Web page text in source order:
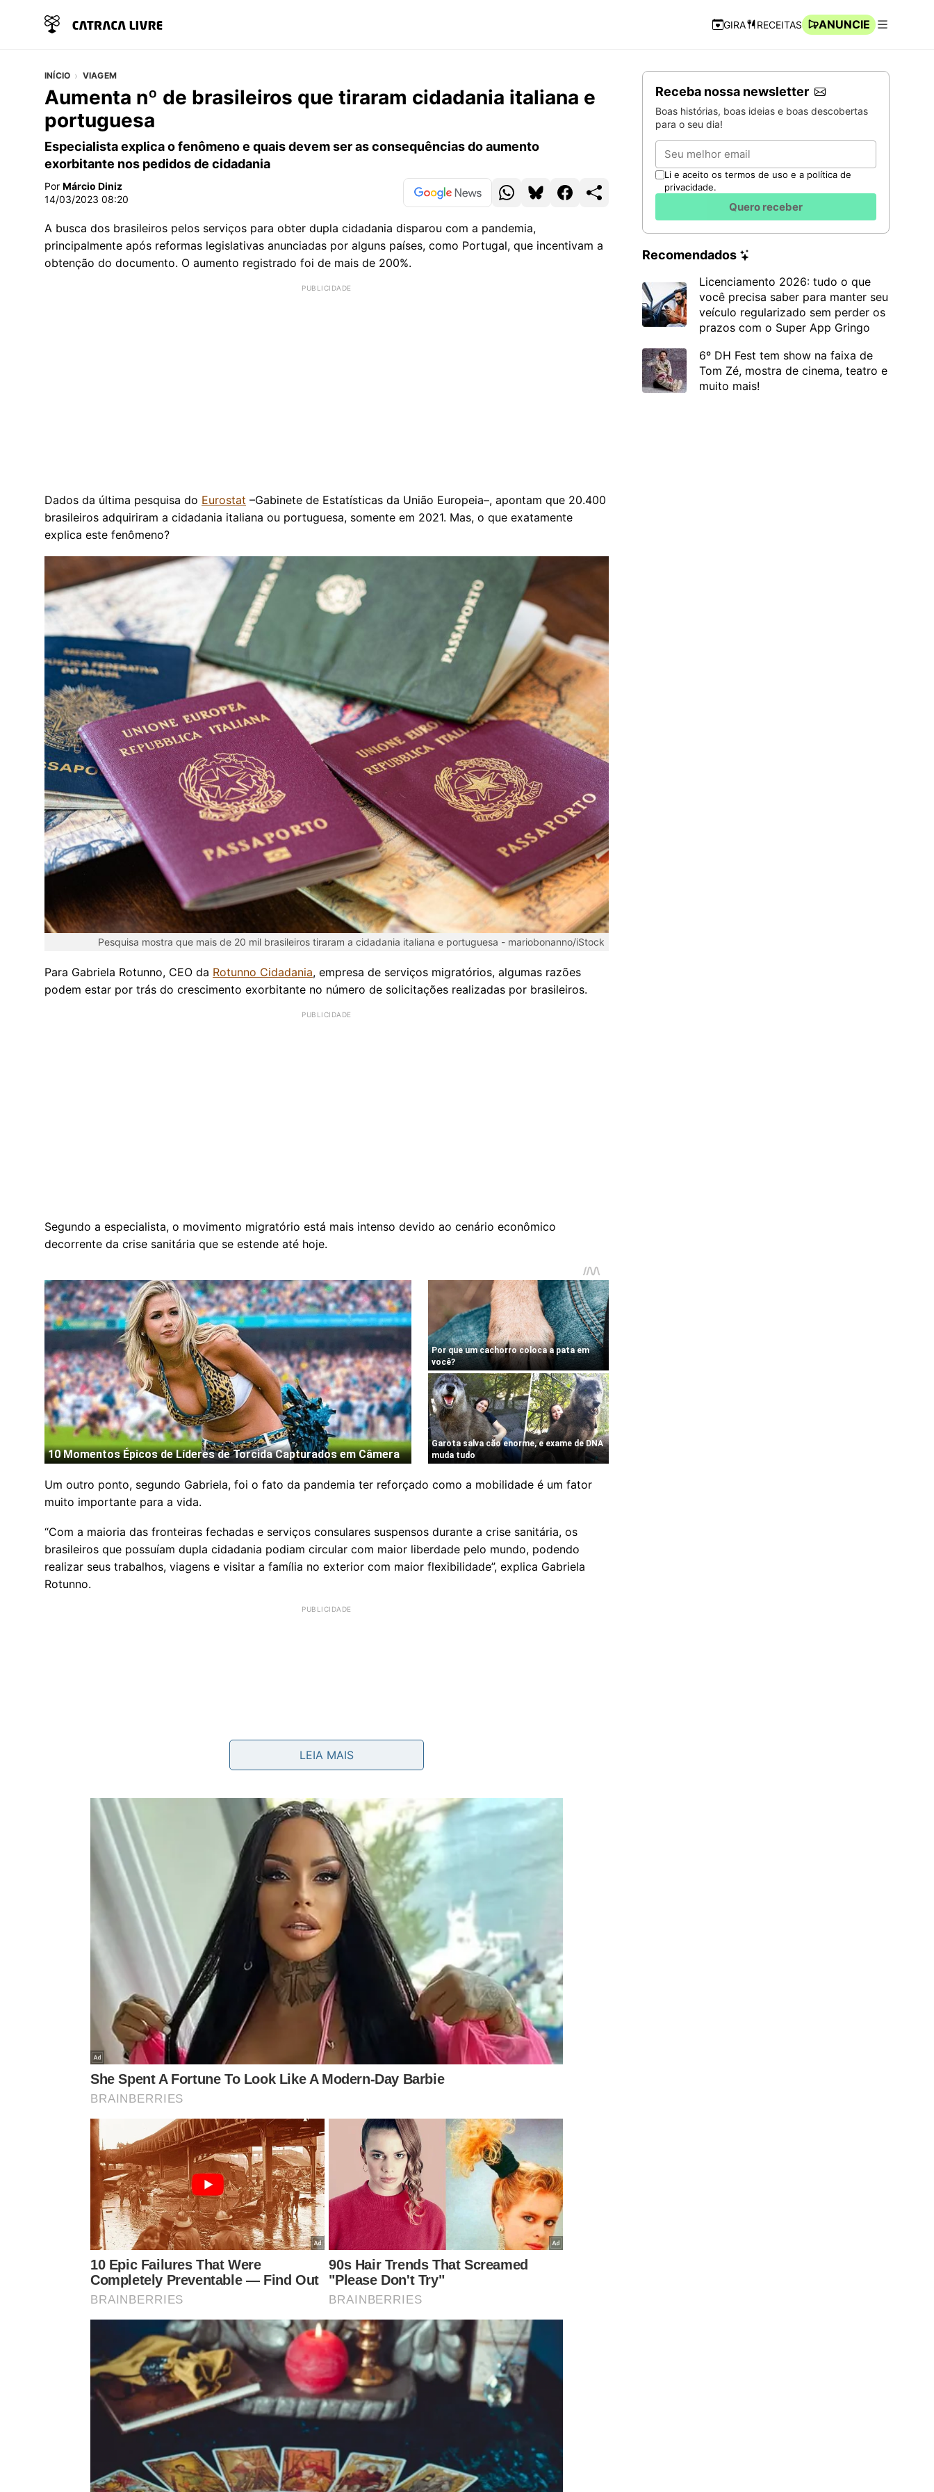
Navegação Rápida
GIRA RECEITAS
ANUNCIE
INÍCIO VIAGEM
Aumenta nº de brasileiros que tiraram cidadania italiana e
portuguesa
Especialista explica o fenômeno e quais devem ser as consequências do aumento
exorbitante nos pedidos de cidadania
Por Márcio Diniz
14/03/2023 08:20
A busca dos brasileiros pelos serviços para obter dupla cidadania disparou com a pandemia,
principalmente após reformas legislativas anunciadas por alguns países, como Portugal, que incentivam a
obtenção do documento. O aumento registrado foi de mais de 200%.
Dados da última pesquisa do Eurostat –Gabinete de Estatísticas da União Europeia–, apontam que 20.400
brasileiros adquiriram a cidadania italiana ou portuguesa, somente em 2021. Mas, o que exatamente
explica este fenômeno?
Pesquisa mostra que mais de 20 mil brasileiros tiraram a cidadania italiana e portuguesa - mariobonanno/iStock
Para Gabriela Rotunno, CEO da Rotunno Cidadania, empresa de serviços migratórios, algumas razões
podem estar por trás do crescimento exorbitante no número de solicitações realizadas por brasileiros.
Segundo a especialista, o movimento migratório está mais intenso devido ao cenário econômico
decorrente da crise sanitária que se estende até hoje.
Um outro ponto, segundo Gabriela, foi o fato da pandemia ter reforçado como a mobilidade é um fator
muito importante para a vida.
“Com a maioria das fronteiras fechadas e serviços consulares suspensos durante a crise sanitária, os
brasileiros que possuíam dupla cidadania podiam circular com maior liberdade pelo mundo, podendo
realizar seus trabalhos, viagens e visitar a família no exterior com maior flexibilidade”, explica Gabriela
Rotunno.
“Isto fez com que os brasileiros passassem a enxergar o reconhecimento da dupla cidadania,
considerando a oportunidade de ter melhores condições de vida, possibilidades de estudo e liberdade
geográfica”, completa
A sócia-fundadora da da Rotunno Cidadania explica como esses números do do Eurostat podem
influenciar em aspectos sociais e econômicos do nosso país: “Pessoas qualificadas que vão enriquecer
com seu conhecimento outras nações ao invés da nossa. Isso é uma perda enorme para o Brasil, mas é o
que acompanhamos nesses últimos anos”.
Processo para tirar dupla cidadania
Gabriela também relembra, que o processo de cidadania vai além da tiragem do documento, mas sim o
descobrimento das raízes, do histórico familiar e claro, das possibilidades de transição entre nações.
LEIA MAIS
Receba nossa newsletter
Boas histórias, boas ideias e boas descobertas
para o seu dia!
Email
Li e aceito os termos de uso e a política de
privacidade.
Quero receber
Recomendados
Licenciamento 2026: tudo o que
você precisa saber para manter seu
veículo regularizado sem perder os
prazos com o Super App Gringo
6º DH Fest tem show na faixa de
Tom Zé, mostra de cinema, teatro e
muito mais!